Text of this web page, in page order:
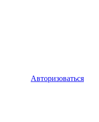
Авторизоваться